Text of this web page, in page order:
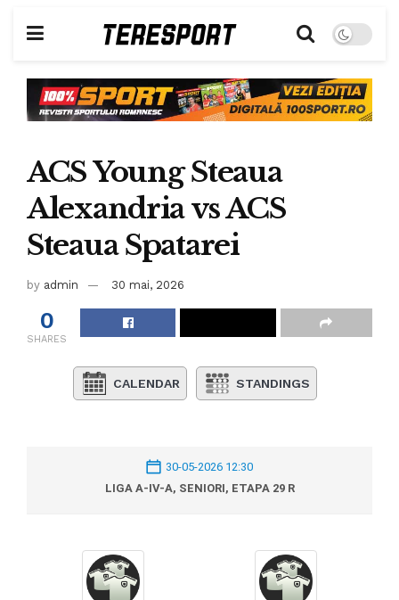
ACS Young Steaua
Alexandria vs ACS
Steaua Spatarei
by admin 30 mai, 2026
0
SHARES
CALENDAR STANDINGS
30-05-2026 12:30
LIGA A-IV-A, SENIORI, ETAPA 29 R